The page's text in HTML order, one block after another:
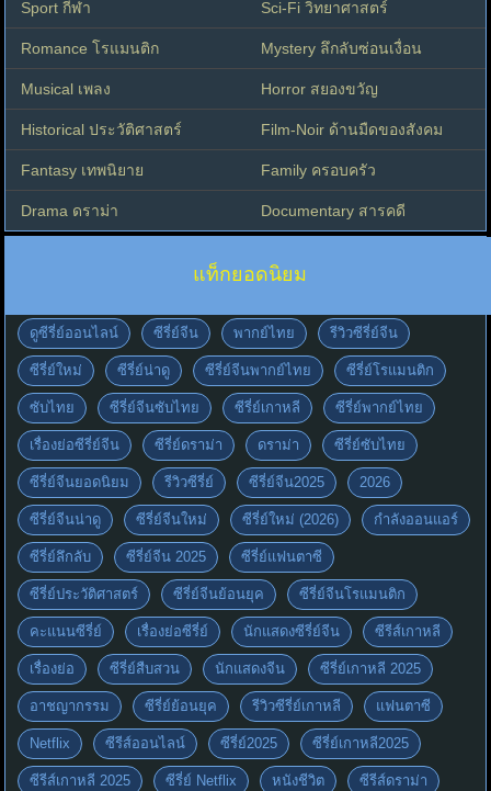
Sport กีฬา Sci-Fi วิทยาศาสตร์
Romance โรแมนติก Mystery ลึกลับซ่อนเงื่อน
Musical เพลง Horror สยองขวัญ
Historical ประวัติศาสตร์ Film-Noir ด้านมืดของสังคม
Fantasy เทพนิยาย Family ครอบครัว
Drama ดราม่า Documentary สารคดี
แท็กยอดนิยม
ดูซีรี่ย์ออนไลน์ ซีรี่ย์จีน พากย์ไทย รีวิวซีรี่ย์จีน
ซีรี่ย์ใหม่ ซีรี่ย์น่าดู ซีรี่ย์จีนพากย์ไทย ซีรี่ย์โรแมนติก
ซับไทย ซีรี่ย์จีนซับไทย ซีรี่ย์เกาหลี ซีรี่ย์พากย์ไทย
เรื่องย่อซีรี่ย์จีน ซีรี่ย์ดราม่า ดราม่า ซีรี่ย์ซับไทย
ซีรี่ย์จีนยอดนิยม รีวิวซีรี่ย์ ซีรี่ย์จีน2025 2026
ซีรี่ย์จีนน่าดู ซีรี่ย์จีนใหม่ ซีรี่ย์ใหม่ (2026) กำลังออนแอร์
ซีรี่ย์ลึกลับ ซีรี่ย์จีน 2025 ซีรี่ย์แฟนตาซี
ซีรี่ย์ประวัติศาสตร์ ซีรี่ย์จีนย้อนยุค ซีรี่ย์จีนโรแมนติก
คะแนนซีรี่ย์ เรื่องย่อซีรี่ย์ นักแสดงซีรี่ย์จีน ซีรีส์เกาหลี
เรื่องย่อ ซีรี่ย์สืบสวน นักแสดงจีน ซีรี่ย์เกาหลี 2025
อาชญากรรม ซีรี่ย์ย้อนยุค รีวิวซีรี่ย์เกาหลี แฟนตาซี
Netflix ซีรีส์ออนไลน์ ซีรี่ย์2025 ซีรี่ย์เกาหลี2025
ซีรีส์เกาหลี 2025 ซีรี่ย์ Netflix หนังชีวิต ซีรีส์ดราม่า